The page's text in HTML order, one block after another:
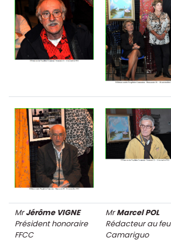
MrJérôme VIGNE
Président honoraire
FFCC
MrMarcel POL
Rédacteur au feu
Camariguo